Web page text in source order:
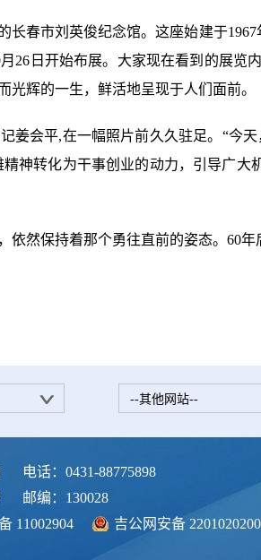
长春市刘英俊纪念馆。这座始建于
26日开始布展。大家现在看到的展
辉的一生，鲜活地呈现于人们面前。
姜会平,在一幅照片前久久驻足。“今
神转化为干事创业的动力，引导广
然保持着那个勇往直前的姿态。60年
--其他网站--
电话：0431-88775898
邮编：130028
11002904
吉公网安备